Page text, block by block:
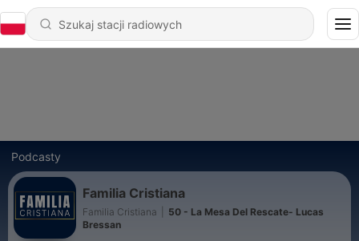
Podcasty
Familia Cristiana
Familia Cristiana
50 - La Mesa Del Rescate- Lucas
Bressan